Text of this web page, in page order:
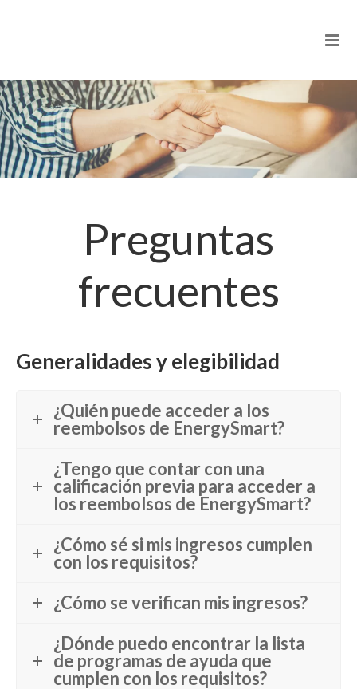
Preguntas
frecuentes
Generalidades y elegibilidad
¿Quién puede acceder a los
reembolsos de EnergySmart?
¿Tengo que contar con una
calificación previa para acceder a
los reembolsos de EnergySmart?
¿Cómo sé si mis ingresos cumplen
con los requisitos?
¿Cómo se verifican mis ingresos?
¿Dónde puedo encontrar la lista
de programas de ayuda que
cumplen con los requisitos?